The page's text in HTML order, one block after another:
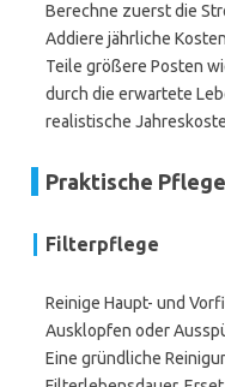
Berechne zuerst die
Addiere jährliche
Teile größere Posten
durch die erwartete
realistische
Praktische
Filterpflege
Reinige Haupt- und
Ausklopfen oder
Eine gründliche